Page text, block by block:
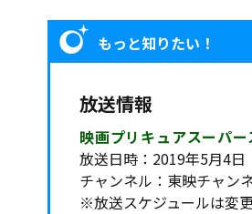
もっと知りたい！
放送情報
映画プリキュアスーパー
放送日時：2019年5月4日
チャンネル：東映チャン
※放送スケジュールは変